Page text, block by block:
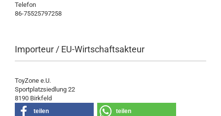
Telefon
86-75525797258
Importeur / EU-Wirtschaftsakteur
ToyZone e.U.
Sportplatzsiedlung 22
8190 Birkfeld
teilen teilen